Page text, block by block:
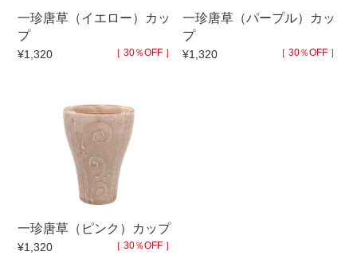
手ざわり
一珍唐草（イエロー）カッ
プ
¥1,320 ［ 30％OFF ］
一珍唐草（パープル）カッ
プ
¥1,320 ［ 30％OFF ］
一珍唐草（ピンク）カップ
¥1,320 ［ 30％OFF ］